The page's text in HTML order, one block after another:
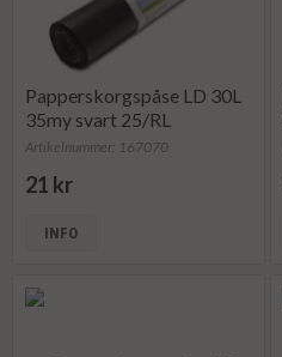
Papperskorgspåse LD 30L
35my svart 25/RL
Artikelnummer: 167070
21 kr
INFO